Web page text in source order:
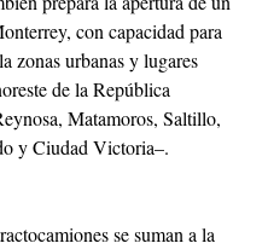
con capacidad para
zonas urbanas y lugares
de la República
Matamoros, Saltillo,
y Ciudad Victoria–.
se suman a la